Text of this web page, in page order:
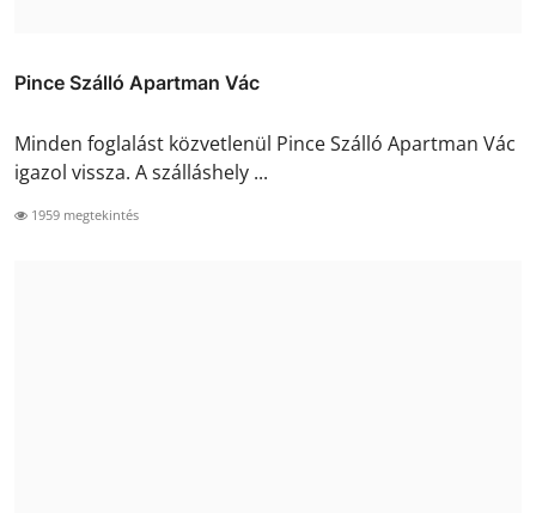
Pince Szálló Apartman Vác
Minden foglalást közvetlenül Pince Szálló Apartman Vác
igazol vissza. A szálláshely ...
1959 megtekintés